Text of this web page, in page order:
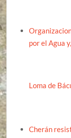
por el Agua
Loma de
Cherán